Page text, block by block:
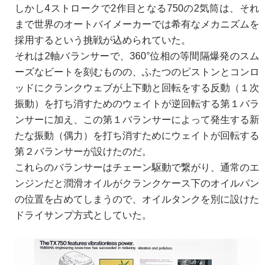
しかし4ストロークで2作目となる750の2気筒は、それ
まで世界のオートバイメーカーでは希有なメカニズムを
採用するという挑戦が込められていた。
それは2軸バランサーで、360°位相の等間隔爆発のスム
ーズなビートを刻むものの、ふたつのピストンとコンロ
ッドにクランクウェブが上下動と回転をする反動（１次
振動）を打ち消すためのウェイトが逆回転する第１バラ
ンサーに加え、この第１バランサーによって発生する新
たな振動（偶力）を打ち消すためにウェイトが回転する
第２バランサーが設けたのだ。
これらのバランサーはチェーン駆動で繋がり、通常のエ
ンジンだと潤滑オイルがクランクケース下のオイルパン
の位置を占めてしまうので、オイルタンクを別に設けた
ドライサンプ方式としていた。